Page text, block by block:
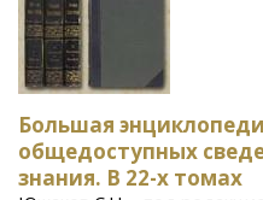
Большая
общедоступных
знания. В 22-х томах